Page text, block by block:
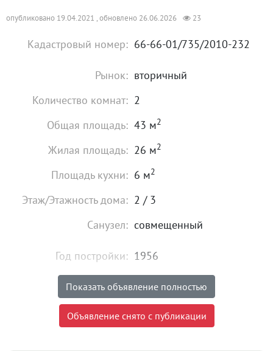
опубликовано 19.04.2021 , обновлено 26.06.2026 23
Кадастровый номер: 66-66-01/735/2010-232
Рынок: вторичный
Количество комнат: 2
Общая площадь: 43 м2
Жилая площадь: 26 м2
Площадь кухни: 6 м2
Этаж/Этажность дома: 2 / 3
Санузел: совмещенный
Год постройки: 1956
Состояние: хорошее
Цена: 2 500 000₽
Показать объявление полностью
Объявление снято с публикации